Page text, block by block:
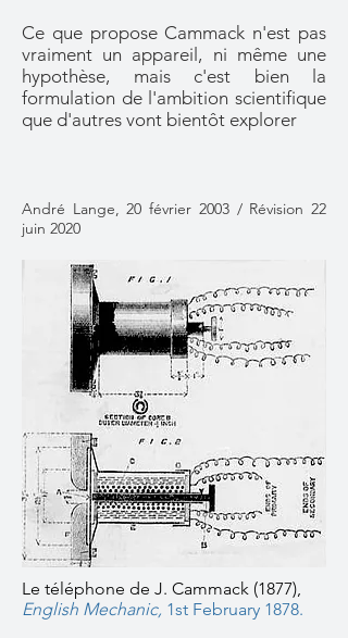
Ce que propose Cammack n'est pas
vraiment un appareil, ni même une
hypothèse, mais c'est bien la
formulation de l'ambition scientifique
que d'autres vont bientôt explorer
André Lange, 20 février 2003 / Révision 22
juin 2020
Le téléphone de J. Cammack (1877),
English Mechanic, 1st February 1878.